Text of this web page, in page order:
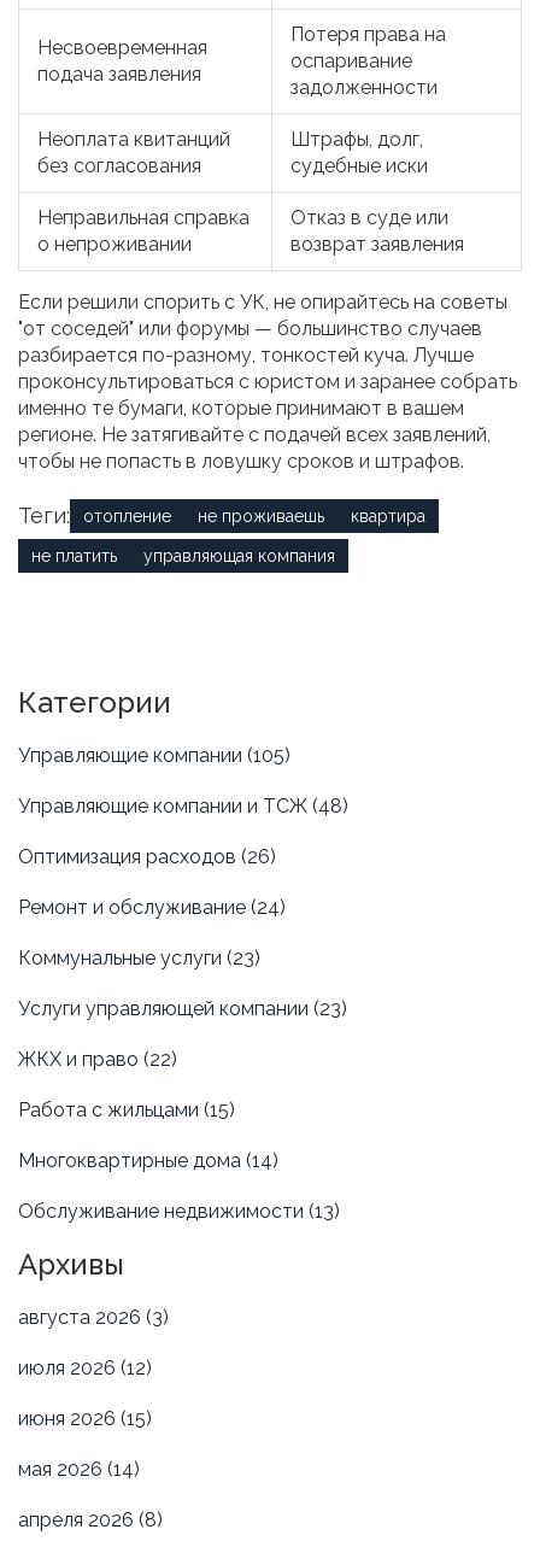
Несвоевременная
подача заявления
Потеря права на
оспаривание
задолженности
Неоплата квитанций
без согласования
Штрафы, долг,
судебные иски
Неправильная справка
о непроживании
Отказ в суде или
возврат заявления
Если решили спорить с УК, не опирайтесь на советы
"от соседей" или форумы — большинство случаев
разбирается по-разному, тонкостей куча. Лучше
проконсультироваться с юристом и заранее собрать
именно те бумаги, которые принимают в вашем
регионе. Не затягивайте с подачей всех заявлений,
чтобы не попасть в ловушку сроков и штрафов.
Теги: отопление не проживаешь квартира
не платить управляющая компания
Категории
Управляющие компании (105)
Управляющие компании и ТСЖ (48)
Оптимизация расходов (26)
Ремонт и обслуживание (24)
Коммунальные услуги (23)
Услуги управляющей компании (23)
ЖКХ и право (22)
Работа с жильцами (15)
Многоквартирные дома (14)
Обслуживание недвижимости (13)
Архивы
августа 2026 (3)
июля 2026 (12)
июня 2026 (15)
мая 2026 (14)
апреля 2026 (8)